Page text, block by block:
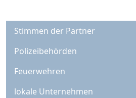
Stimmen der Partner
Polizeibehörden
Feuerwehren
lokale Unternehmen